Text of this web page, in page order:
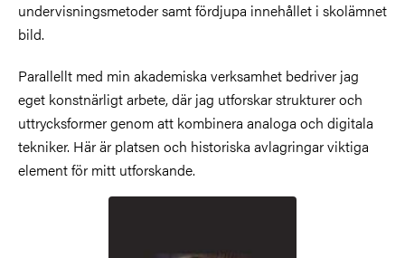
undervisningsmetoder samt fördjupa innehållet i skolämnet
bild.
Parallellt med min akademiska verksamhet bedriver jag
eget konstnärligt arbete, där jag utforskar strukturer och
uttrycksformer genom att kombinera analoga och digitala
tekniker. Här är platsen och historiska avlagringar viktiga
element för mitt utforskande.